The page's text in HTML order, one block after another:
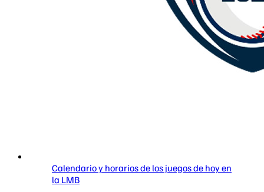
Calendario y horarios de los juegos de hoy en
la LMB